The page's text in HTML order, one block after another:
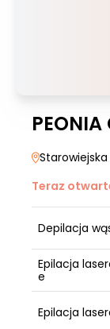
Starowiejska
Teraz
Depilacja
Epilacja
e
Epilacja